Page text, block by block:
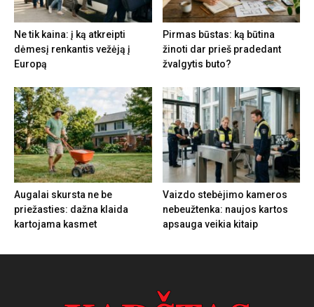
Ne tik kaina: į ką atkreipti
dėmesį renkantis vežėją į
Europą
Pirmas būstas: ką būtina
žinoti dar prieš pradedant
žvalgytis buto?
Augalai skursta ne be
priežasties: dažna klaida
kartojama kasmet
Vaizdo stebėjimo kameros
nebeužtenka: naujos kartos
apsauga veikia kitaip